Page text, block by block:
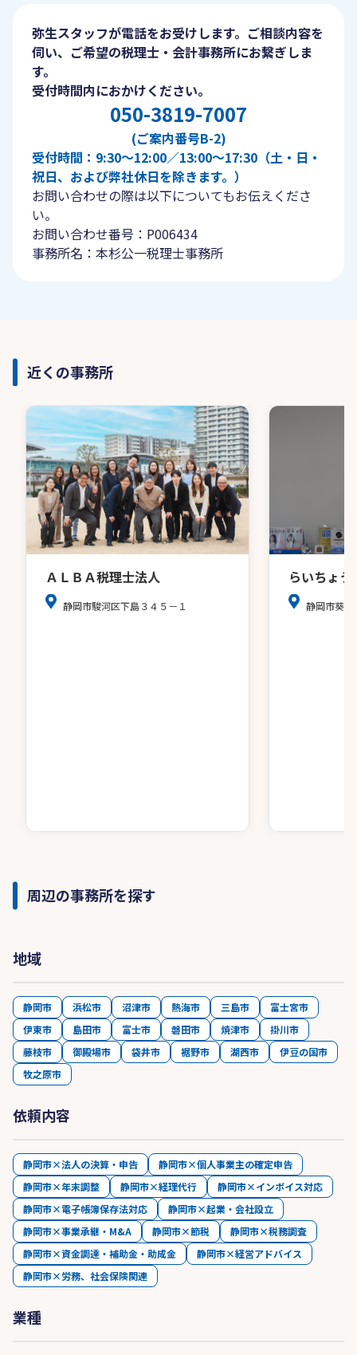
弥生スタッフが電話をお受けします。ご相談内容を
伺い、ご希望の税理士・会計事務所にお繋ぎしま
す。
受付時間内におかけください。
050-3819-7007
(ご案内番号B-2)
受付時間：9:30〜12:00／13:00〜17:30（土・日・
祝日、および弊社休日を除きます。）
お問い合わせの際は以下についてもお伝えくださ
い。
お問い合わせ番号：P006434
事務所名：本杉公一税理士事務所
近くの事務所
ＡＬＢＡ税理士法人
静岡市駿河区下島３４５－１
らいちょ
静岡市葵区
周辺の事務所を探す
地域
静岡市 浜松市 沼津市 熱海市 三島市
富士宮市
伊東市
島田市 富士市 磐田市 焼津市
掛川市
藤枝市
御殿場市 袋井市 裾野市 湖西市
伊豆の国市
牧之原市
依頼内容
静岡市×法人の決算・申告
静岡市×個人事業主の確定申告
静岡市×年末調整
静岡市×経理代行
静岡市×インボイス対応
静岡市×電子帳簿保存法対応
静岡市×起業・会社設立
静岡市×事業承継・M&A
静岡市×節税
静岡市×税務調査
静岡市×資金調達・補助金・助成金
静岡市×経営アドバイス
静岡市×労務、社会保険関連
業種